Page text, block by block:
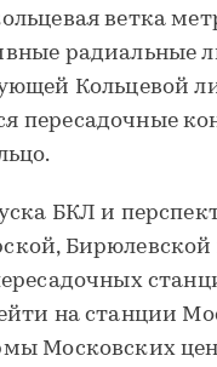
ветка
радиальные
Кольцевой
пересадочные
БКЛ и
Бирюлевской
на станции
Московских